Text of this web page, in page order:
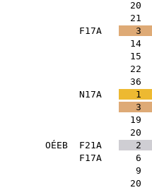
20
21
F17A
3
14
15
22
36
N17A
1
3
19
20
OÉEB F21A 2
F17A 6
9
20